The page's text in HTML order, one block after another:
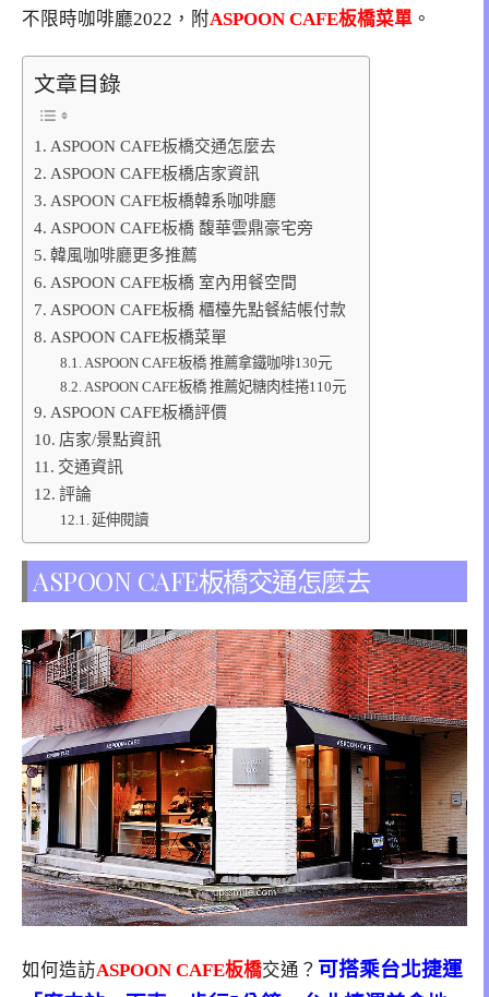
不限時咖啡廳2022，附ASPOON CAFE板橋菜單 。
文章目錄
ASPOON CAFE板橋交通怎麼去
ASPOON CAFE板橋店家資訊
ASPOON CAFE板橋韓系咖啡廳
ASPOON CAFE板橋 馥華雲鼎豪宅旁
韓風咖啡廳更多推薦
ASPOON CAFE板橋 室內用餐空間
ASPOON CAFE板橋 櫃檯先點餐結帳付款
ASPOON CAFE板橋菜單
ASPOON CAFE板橋 推薦拿鐵咖啡130元
ASPOON CAFE板橋 推薦妃糖肉桂捲110元
ASPOON CAFE板橋評價
店家/景點資訊
交通資訊
評論
延伸閱讀
ASPOON CAFE板橋交通怎麼去
如何造訪ASPOON CAFE板橋交通？ 可搭乘台北捷運